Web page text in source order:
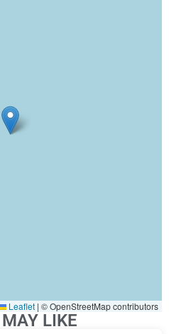
Leaflet | © OpenStreetMap contributors
LIKE